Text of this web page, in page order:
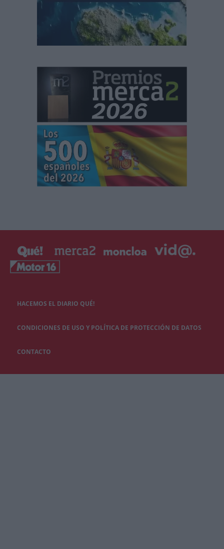
HACEMOS EL DIARIO QUÉ!
CONDICIONES DE USO Y POLÍTICA DE PROTECCIÓN DE DATOS
CONTACTO